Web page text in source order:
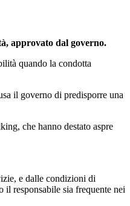
approvato dal governo.
quando la condotta
il governo di predisporre una
che hanno destato aspre
e dalle condizioni di
il responsabile sia frequente nei